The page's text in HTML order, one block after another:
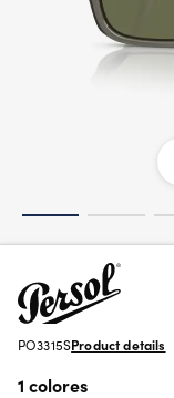
PO3315SProduct details
1 colores